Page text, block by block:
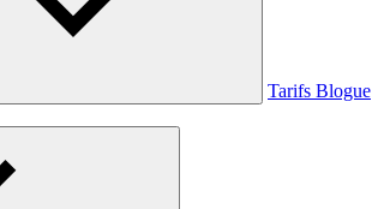
Tarifs Blogue